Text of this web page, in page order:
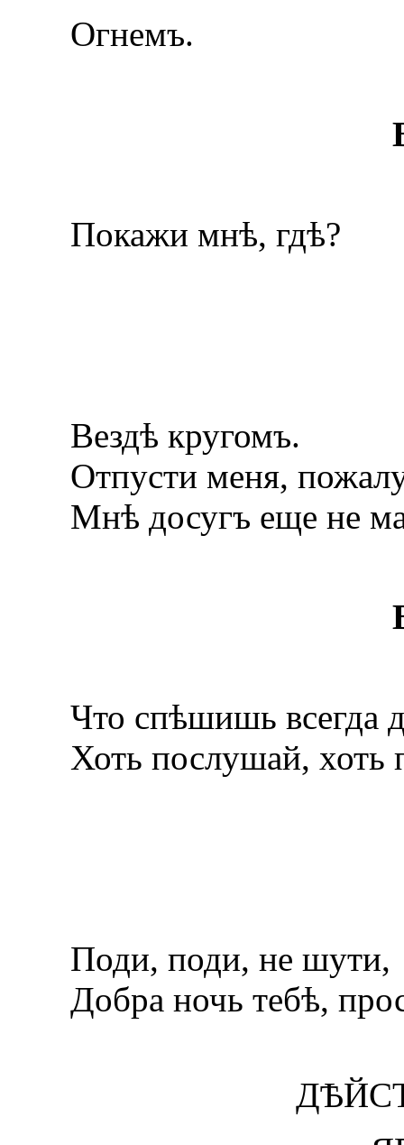
Огнемъ.
Покажи мнѣ, гдѣ?
Вездѣ кругомъ.
Отпусти меня,
Мнѣ досугъ еще не
Что спѣшишь всегда
Хоть послушай, хоть
Поди, поди, не шути,
Добра ночь тебѣ,